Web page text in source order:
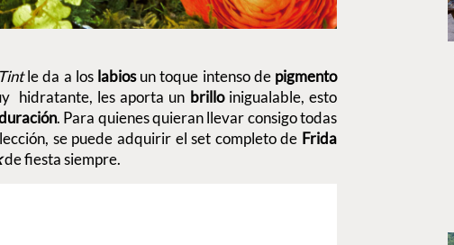
le da a los labiosun toque intenso de pigmento
hidratante, les aporta un brilloinigualable, esto
. Para quienes quieran llevar consigo todas
se puede adquirir el set completo de Frida
de fiesta siempre.